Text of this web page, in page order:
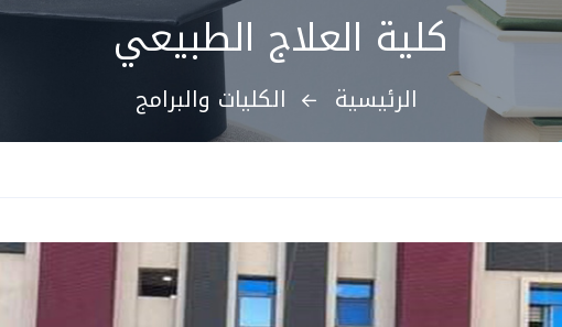
كلية العلاج الطبيعي
الرئيسية الكليات والبرامج